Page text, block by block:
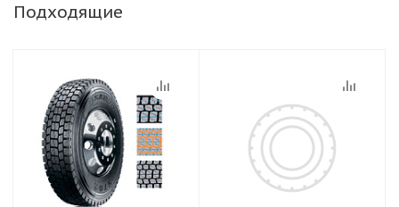
Подходящие